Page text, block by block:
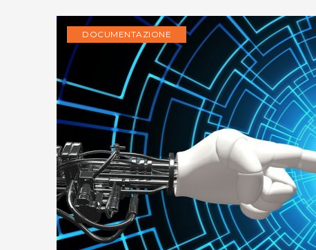
DOCUMENTAZIONE